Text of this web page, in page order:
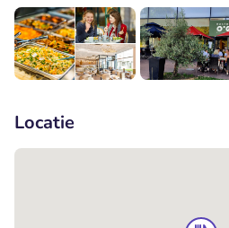
Locatie